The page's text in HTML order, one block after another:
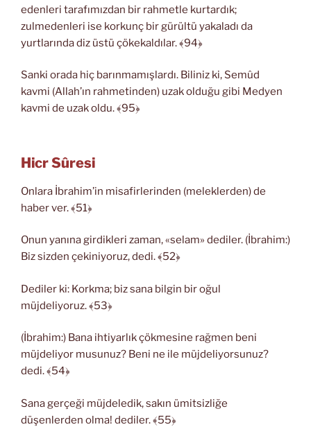
edenleri tarafımızdan bir rahmetle kurtardık;
zulmedenleri ise korkunç bir gürültü yakaladı da
yurtlarında diz üstü çökekaldılar. ﴾94﴿
Sanki orada hiç barınmamışlardı. Biliniz ki, Semûd
kavmi (Allah’ın rahmetinden) uzak olduğu gibi Medyen
kavmi de uzak oldu. ﴾95﴿
Hicr Sûresi
Onlara İbrahim’in misafirlerinden (meleklerden) de
haber ver. ﴾51﴿
Onun yanına girdikleri zaman, «selam» dediler. (İbrahim:)
Biz sizden çekiniyoruz, dedi. ﴾52﴿
Dediler ki: Korkma; biz sana bilgin bir oğul
müjdeliyoruz. ﴾53﴿
(İbrahim:) Bana ihtiyarlık çökmesine rağmen beni
müjdeliyor musunuz? Beni ne ile müjdeliyorsunuz?
dedi. ﴾54﴿
Sana gerçeği müjdeledik, sakın ümitsizliğe
düşenlerden olma! dediler. ﴾55﴿